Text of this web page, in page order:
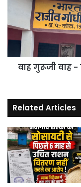
से
।
अन्ट्रेंड
शिक्षकों
के
भरोसे
।
वाह गुरूजी वाह -
Related Articles